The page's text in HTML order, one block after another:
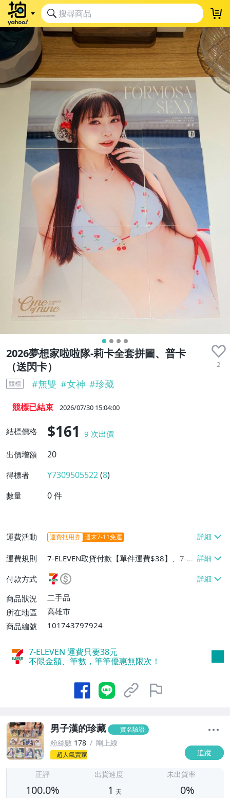
2026夢想家啦啦隊-莉卡全套拼圖、普卡
（送閃卡）
2
競標 #無雙 #女神 #珍藏
競標已結束 2026/07/30 15:04:00
結標價格 $161 9 次出價
出價增額
20
得標者 Y7309505522(8)
數量 0件
運費活動 運費抵用券 週末7-11免運
運費規則
7-ELEVEN取貨付款【單件運費$38】、7-EL
EVEN取貨不付款【單件運費$38】
付款方式
商品狀況
二手品
所在地區
高雄市
商品編號
101743797924
7-ELEVEN 運費只要38元
不限金額、筆數，筆筆優惠無限次！
男子漢的珍藏 實名驗證
粉絲數 178 剛上線
超人氣賣家 追蹤
正評
100.0%
出貨速度
1 天
未出貨率
0%